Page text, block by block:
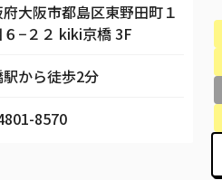
大阪市都島区東野田町１
−２２ kiki京橋 3F
駅から徒歩2分
8570